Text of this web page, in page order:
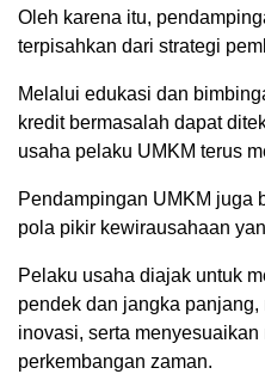
Oleh karena itu,
terpisahkan dari strategi
Melalui edukasi dan
kredit bermasalah dapat
usaha pelaku UMKM terus
Pendampingan UMKM juga
pola pikir kewirausahaan
Pelaku usaha diajak untuk
pendek dan jangka
inovasi, serta
perkembangan zaman.